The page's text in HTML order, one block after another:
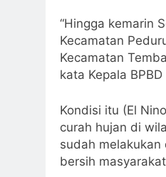
“Hingga kemarin
Kecamatan
Kecamatan
kata Kepala
Kondisi itu (El
curah hujan di
sudah
bersih